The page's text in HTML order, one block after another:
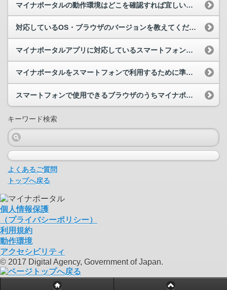
マイナポータルの動作環境はどこを確認すれば宜しいでしょうか。
対応しているOS・ブラウザのバージョンを教えてください。
マイナポータルアプリに対応しているスマートフォン等を教えてください。
マイナポータルをスマートフォンで利用するために準備するものやスマートフォンの設定、動作環境を教...
スマートフォンで使用できるブラウザのうちマイナポータルに対応しているブラウザを教えてください。
キーワード検索
よくあるご質問
トップへ戻る
個人情報保護
（プライバシーポリシー）
利用規約
動作環境
アクセシビリティ
© 2017 Digital Agency, Government of Japan.